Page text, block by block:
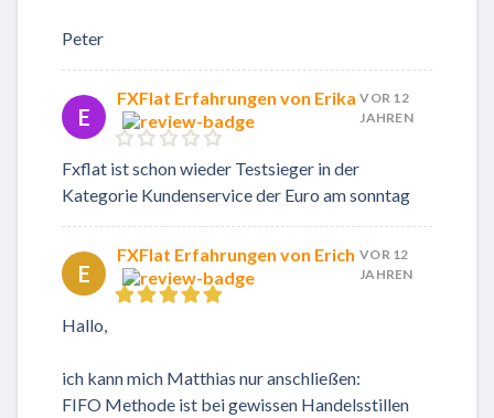
Peter
E
FXFlat Erfahrungen von Erika VOR 12
JAHREN
Fxflat ist schon wieder Testsieger in der
Kategorie Kundenservice der Euro am sonntag
E
FXFlat Erfahrungen von Erich VOR 12
JAHREN
Hallo,
ich kann mich Matthias nur anschließen:
FIFO Methode ist bei gewissen Handelsstillen